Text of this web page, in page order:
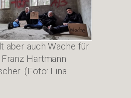
aber auch Wache für
Hartmann
(Foto: Lina